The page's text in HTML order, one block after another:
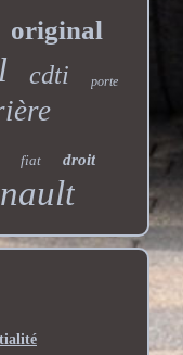
original
cdti porte
fiat droit